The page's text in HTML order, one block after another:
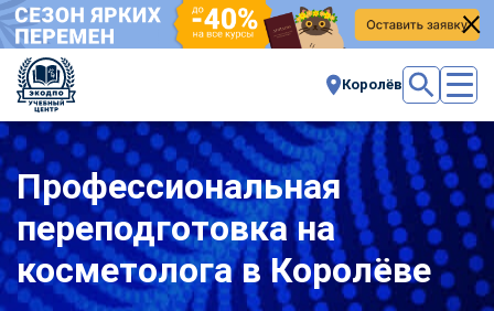
Королёв
Профессиональная
переподготовка на
косметолога в Королёве